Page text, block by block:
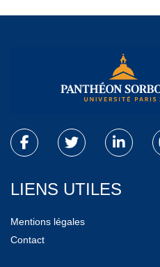
LIENS UTILES
Mentions légales
Contact